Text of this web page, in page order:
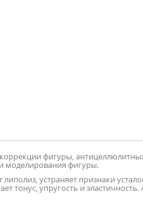
фигуры,
моделирования фигуры.
устраняет признаки
тонус, упругость и